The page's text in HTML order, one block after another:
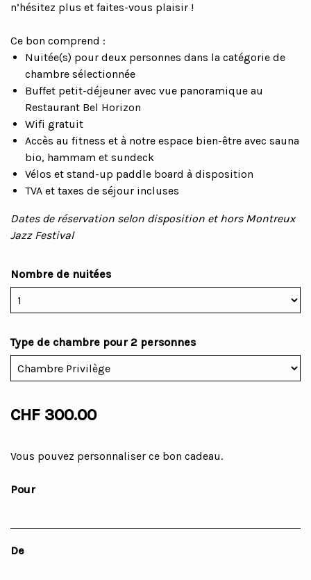
n’hésitez plus et faites-vous plaisir !
Ce bon comprend :
Nuitée(s) pour deux personnes dans la catégorie de
chambre sélectionnée
Buffet petit-déjeuner avec vue panoramique au
Restaurant Bel Horizon
Wifi gratuit
Accès au fitness et à notre espace bien-être avec sauna
bio, hammam et sundeck
Vélos et stand-up paddle board à disposition
TVA et taxes de séjour incluses
Dates de réservation selon disposition et hors Montreux
Jazz Festival
Nombre de nuitées
Type de chambre pour 2 personnes
CHF 300.00
Vous pouvez personnaliser ce bon cadeau.
Pour
De